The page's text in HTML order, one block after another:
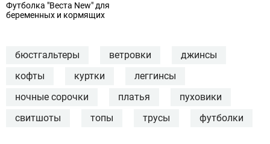
Футболка "Веста New" для
беременных и кормящих
бюстгальтеры ветровки
джинсы
кофты
куртки
леггинсы
ночные сорочки
платья
пуховики
свитшоты
топы трусы футболки